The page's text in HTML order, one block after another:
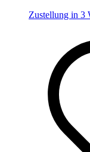
Zustellung in 3